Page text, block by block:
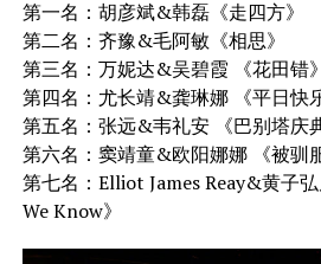
第一名：胡彦斌&韩磊《走四方》
第二名：齐豫&毛阿敏《相思》
第三名：万妮达&吴碧霞 《花田错》
第四名：尤长靖&龚琳娜 《平日快
第五名：张远&韦礼安 《巴别塔庆
第六名：窦靖童&欧阳娜娜 《被驯
第七名：Elliot James Reay&黄子
We Know》